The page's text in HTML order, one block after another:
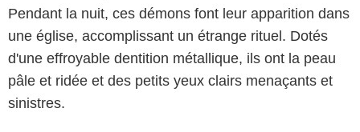
Pendant la nuit, ces démons font leur apparition dans
une église, accomplissant un étrange rituel. Dotés
d'une effroyable dentition métallique, ils ont la peau
pâle et ridée et des petits yeux clairs menaçants et
sinistres.